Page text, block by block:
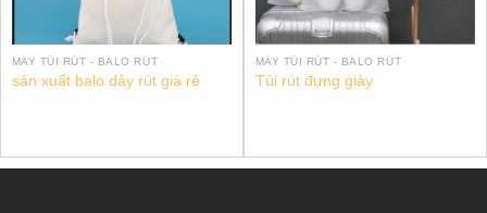
MAY TÚI RÚT - BALO RÚT
sản xuất balo dây rút giá rẻ
MAY TÚI RÚT - BALO RÚT
Túi rút đựng giày